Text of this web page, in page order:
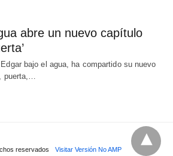
abre un nuevo capítulo
bajo el agua, ha compartido su nuevo
puerta,…
reservados Visitar Versión No AMP